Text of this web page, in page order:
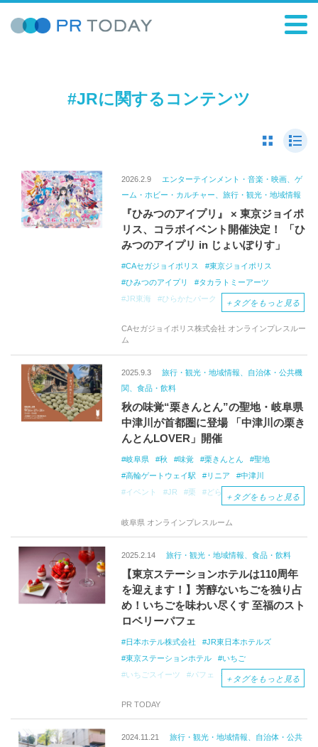
#JRに関するコンテンツ
2026.2.9
エンターテインメント・音楽・映画、ゲ
ーム・ホビー・カルチャー、旅行・観光・地域情報
『ひみつのアイプリ』 × 東京ジョイポ
リス、コラボイベント開催決定！ 「ひ
みつのアイプリ in じょいぽりす」
CAセガジョイポリス
東京ジョイポリス
ひみつのアイプリ
タカラトミーアーツ
JR東海
ひらかたパーク
＋ タグをもっと見る
CAセガジョイポリス株式会社 オンラインプレスルー
ム
2025.9.3
旅行・観光・地域情報、自治体・公共機
関、食品・飲料
秋の味覚“栗きんとん”の聖地・岐阜県
中津川が首都圏に登場 「中津川の栗き
んとんLOVER」開催
岐阜県 秋 味覚 栗きんとん
聖地
高輪ゲートウェイ駅
リニア
中津川
イベント
JR 栗 どら焼き PR
＋ タグをもっと見る
岐阜県 オンラインプレスルーム
2025.2.14 旅行・観光・地域情報、食品・飲料
【東京ステーションホテルは110周年
を迎えます！】芳醇ないちごを独り占
め！いちごを味わい尽くす 至福のスト
ロベリーパフェ
日本ホテル株式会社
JR東日本ホテルズ
東京ステーションホテル
いちご
いちごスイーツ
パフェ
いちごパフェ
東京カフェ
＋ タグをもっと見る
PR TODAY
2024.11.21
旅行・観光・地域情報、自治体・公共